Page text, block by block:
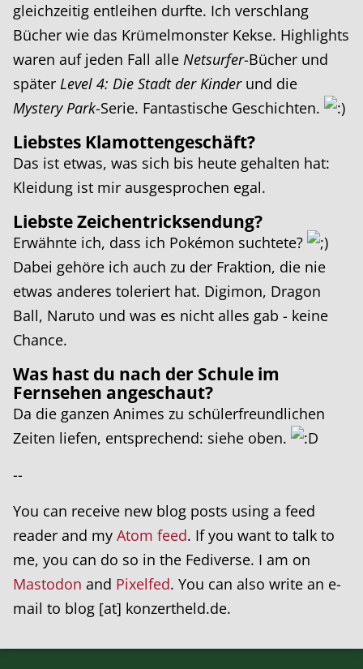
gleichzeitig entleihen durfte. Ich verschlang
Bücher wie das Krümelmonster Kekse. Highlights
waren auf jeden Fall alle Netsurfer-Bücher und
später Level 4: Die Stadt der Kinderund die
Mystery Park-Serie. Fantastische Geschichten.
Liebstes Klamottengeschäft?
Das ist etwas, was sich bis heute gehalten hat:
Kleidung ist mir ausgesprochen egal.
Liebste Zeichentricksendung?
Erwähnte ich, dass ich Pokémon suchtete?
Dabei gehöre ich auch zu der Fraktion, die nie
etwas anderes toleriert hat. Digimon, Dragon
Ball, Naruto und was es nicht alles gab - keine
Chance.
Was hast du nach der Schule im
Fernsehen angeschaut?
Da die ganzen Animes zu schülerfreundlichen
Zeiten liefen, entsprechend: siehe oben.
--
You can receive new blog posts using a feed
reader and my Atom feed. If you want to talk to
me, you can do so in the Fediverse. I am on
Mastodon and Pixelfed. You can also write an e-
mail to blog [at] konzertheld.de.